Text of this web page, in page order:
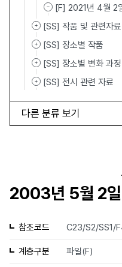
[F] 2021년 4월 2
[SS] 작품 및 관련자료
[SS] 장소별 작품
[SS] 장소별 변화 과
[SS] 전시 관련 자료
다른 분류 보기
2003년 5월 2
참조코드 C23/S2/SS1/
계층구분 파일(F)